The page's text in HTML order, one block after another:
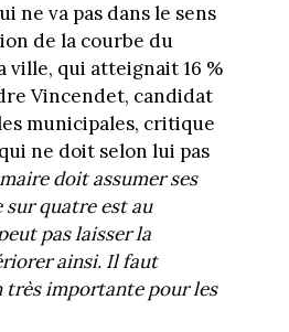
ne va pas dans le sens
de la courbe du
ville, qui atteignait 16 %
Vincendet, candidat
municipales, critique
ne doit selon lui pas
maire doit assumer ses
sur quatre est au
pas laisser la
ainsi. Il faut
très importante pour les